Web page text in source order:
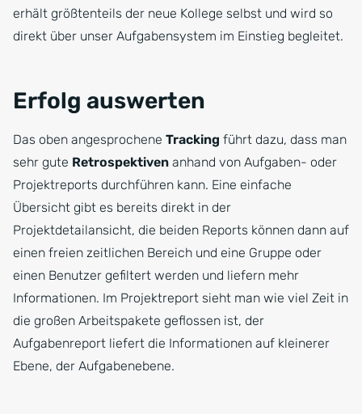
erhält größtenteils der neue Kollege selbst und wird so
direkt über unser Aufgabensystem im Einstieg begleitet.
Erfolg auswerten
Das oben angesprochene Tracking führt dazu, dass man
sehr gute Retrospektiven anhand von Aufgaben- oder
Projektreports durchführen kann. Eine einfache
Übersicht gibt es bereits direkt in der
Projektdetailansicht, die beiden Reports können dann auf
einen freien zeitlichen Bereich und eine Gruppe oder
einen Benutzer gefiltert werden und liefern mehr
Informationen. Im Projektreport sieht man wie viel Zeit in
die großen Arbeitspakete geflossen ist, der
Aufgabenreport liefert die Informationen auf kleinerer
Ebene, der Aufgabenebene.